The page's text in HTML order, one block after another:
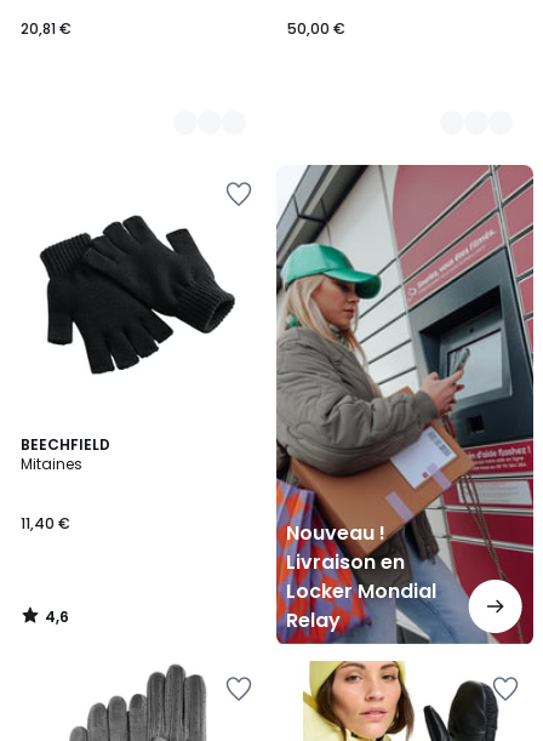
20,81 €
50,00 €
BEECHFIELD
Mitaines
11,40 €
4,6
/ 5
4,6
/
Nouveau !
Livraison en
Locker Mondial
Relay
Nouveau
Livraison
en
Locker
Mondial
Relay